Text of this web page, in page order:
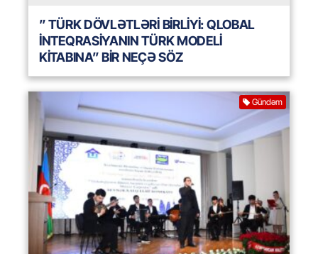
” TÜRK DÖVLƏTLƏRİ BİRLİYİ: QLOBAL
İNTEQRASİYANIN TÜRK MODELİ
KİTABINA” BİR NEÇƏ SÖZ
Gündəm